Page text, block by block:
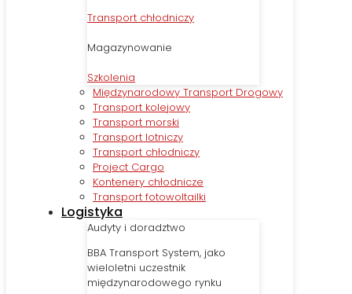
Transport chłodniczy
Magazynowanie
Szkolenia
Międzynarodowy Transport Drogowy
Transport kolejowy
Transport morski
Transport lotniczy
Transport chłodniczy
Project Cargo
Kontenery chłodnicze
Transport fotowoltailki
Logistyka
Audyty i doradztwo
BBA Transport System, jako
wieloletni uczestnik
międzynarodowego rynku